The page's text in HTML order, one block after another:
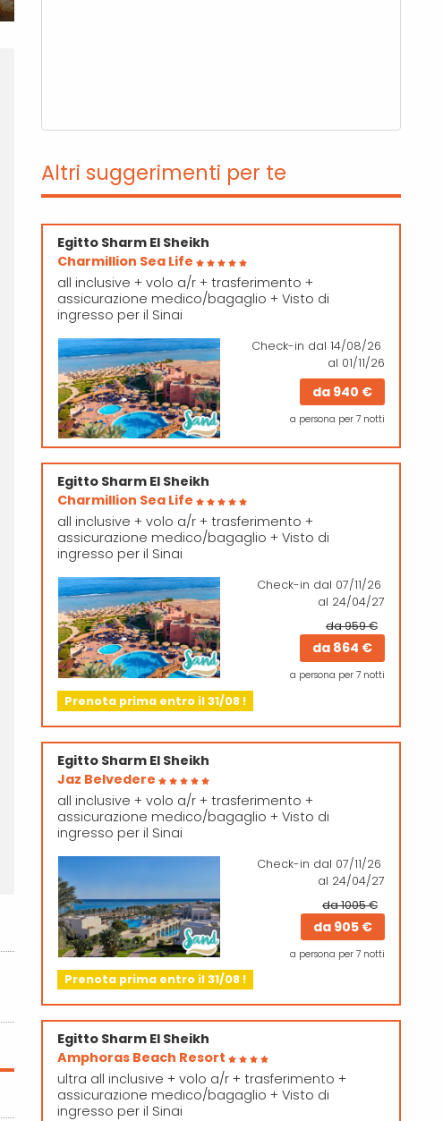
Altri suggerimenti per te
Egitto Sharm El Sheikh
Charmillion Sea Life
all inclusive + volo a/r + trasferimento +
assicurazione medico/bagaglio + Visto di
ingresso per il Sinai
Check-in dal 14/08/26
al 01/11/26
da 940 €
a persona per 7 notti
Egitto Sharm El Sheikh
Charmillion Sea Life
all inclusive + volo a/r + trasferimento +
assicurazione medico/bagaglio + Visto di
ingresso per il Sinai
Check-in dal 07/11/26
al 24/04/27
da 959 €
da 864 €
a persona per 7 notti
Prenota prima entro il 31/08 !
Egitto Sharm El Sheikh
Jaz Belvedere
all inclusive + volo a/r + trasferimento +
assicurazione medico/bagaglio + Visto di
ingresso per il Sinai
Check-in dal 07/11/26
al 24/04/27
da 1005 €
da 905 €
a persona per 7 notti
Prenota prima entro il 31/08 !
Egitto Sharm El Sheikh
Amphoras Beach Resort
ultra all inclusive + volo a/r + trasferimento +
assicurazione medico/bagaglio + Visto di
ingresso per il Sinai